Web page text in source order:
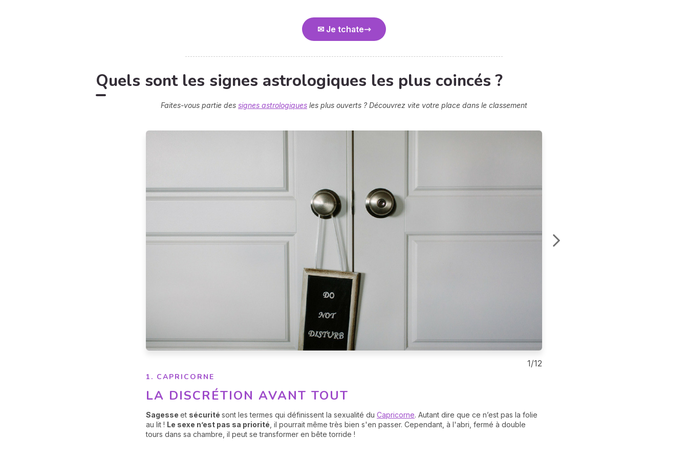
✉ Je tchate
Quels sont les signes astrologiques les plus coincés ?
Faites-vous partie des signes astrologiques les plus ouverts ? Découvrez vite votre place dans le classement
1. CAPRICORNE
LA DISCRÉTION AVANT TOUT
Sagesse et sécurité sont les termes qui définissent la sexualité du Capricorne. Autant dire que ce n’est pas la folie
au lit ! Le sexe n’est pas sa priorité , il pourrait même très bien s'en passer. Cependant, à l'abri, fermé à double
tours dans sa chambre, il peut se transformer en bête torride !
1/12